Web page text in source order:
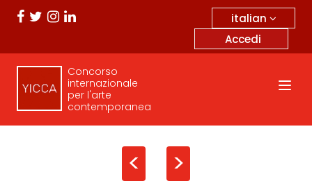
italian
Accedi
Concorso
internazionale
per l'arte
contemporanea
< >